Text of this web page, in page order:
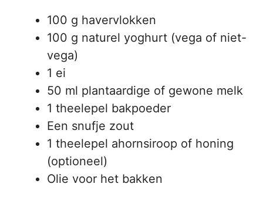
100 g havervlokken
100 g naturel yoghurt (vega of niet-
vega)
1 ei
50 ml plantaardige of gewone melk
1 theelepel bakpoeder
Een snufje zout
1 theelepel ahornsiroop of honing
(optioneel)
Olie voor het bakken